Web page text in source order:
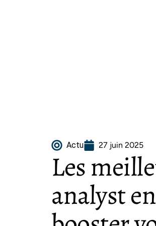
Actu 27 juin 2025
Les
analyst